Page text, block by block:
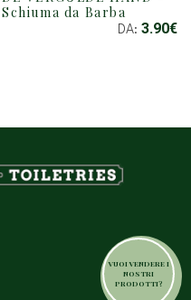
Schiuma da Barba
PRODOTTO
NELLA
DA: 3.90€
VUOI VENDERE I
NOSTRI
PRODOTTI?